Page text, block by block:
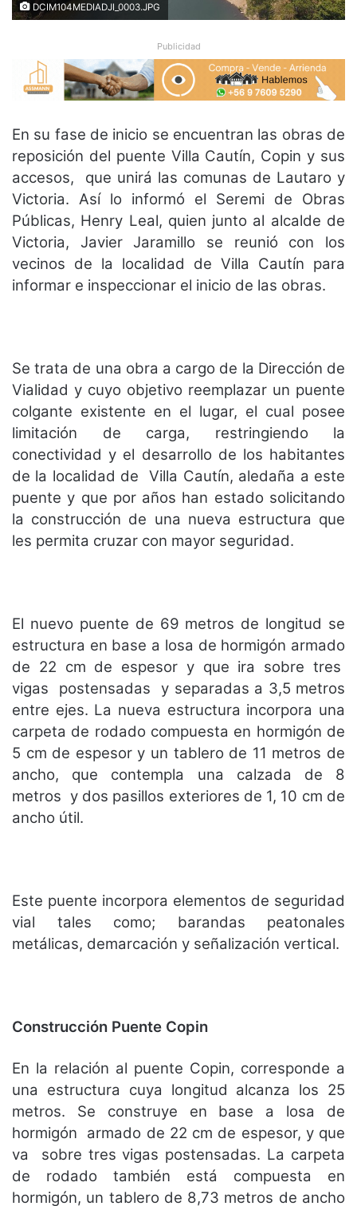
DCIM104MEDIADJI_0003.JPG
Publicidad
En su fase de inicio se encuentran las obras de
reposición del puente Villa Cautín, Copin y sus
accesos, que unirá las comunas de Lautaro y
Victoria. Así lo informó el Seremi de Obras
Públicas, Henry Leal, quien junto al alcalde de
Victoria, Javier Jaramillo se reunió con los
vecinos de la localidad de Villa Cautín para
informar e inspeccionar el inicio de las obras.
Se trata de una obra a cargo de la Dirección de
Vialidad y cuyo objetivo reemplazar un puente
colgante existente en el lugar, el cual posee
limitación de carga, restringiendo la
conectividad y el desarrollo de los habitantes
de la localidad de Villa Cautín, aledaña a este
puente y que por años han estado solicitando
la construcción de una nueva estructura que
les permita cruzar con mayor seguridad.
El nuevo puente de 69 metros de longitud se
estructura en base a losa de hormigón armado
de 22 cm de espesor y que ira sobre tres
vigas postensadas y separadas a 3,5 metros
entre ejes. La nueva estructura incorpora una
carpeta de rodado compuesta en hormigón de
5 cm de espesor y un tablero de 11 metros de
ancho, que contempla una calzada de 8
metros y dos pasillos exteriores de 1, 10 cm de
ancho útil.
Este puente incorpora elementos de seguridad
vial tales como; barandas peatonales
metálicas, demarcación y señalización vertical.
Construcción Puente Copin
En la relación al puente Copin, corresponde a
una estructura cuya longitud alcanza los 25
metros. Se construye en base a losa de
hormigón armado de 22 cm de espesor, y que
va sobre tres vigas postensadas. La carpeta
de rodado también está compuesta en
hormigón, un tablero de 8,73 metros de ancho